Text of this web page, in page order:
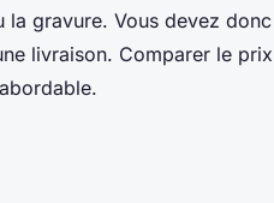
la gravure. Vous devez
livraison. Comparer le